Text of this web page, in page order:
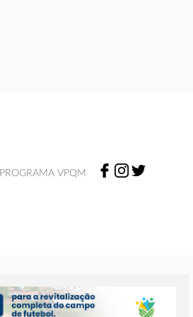
PROGRAMA VPQM